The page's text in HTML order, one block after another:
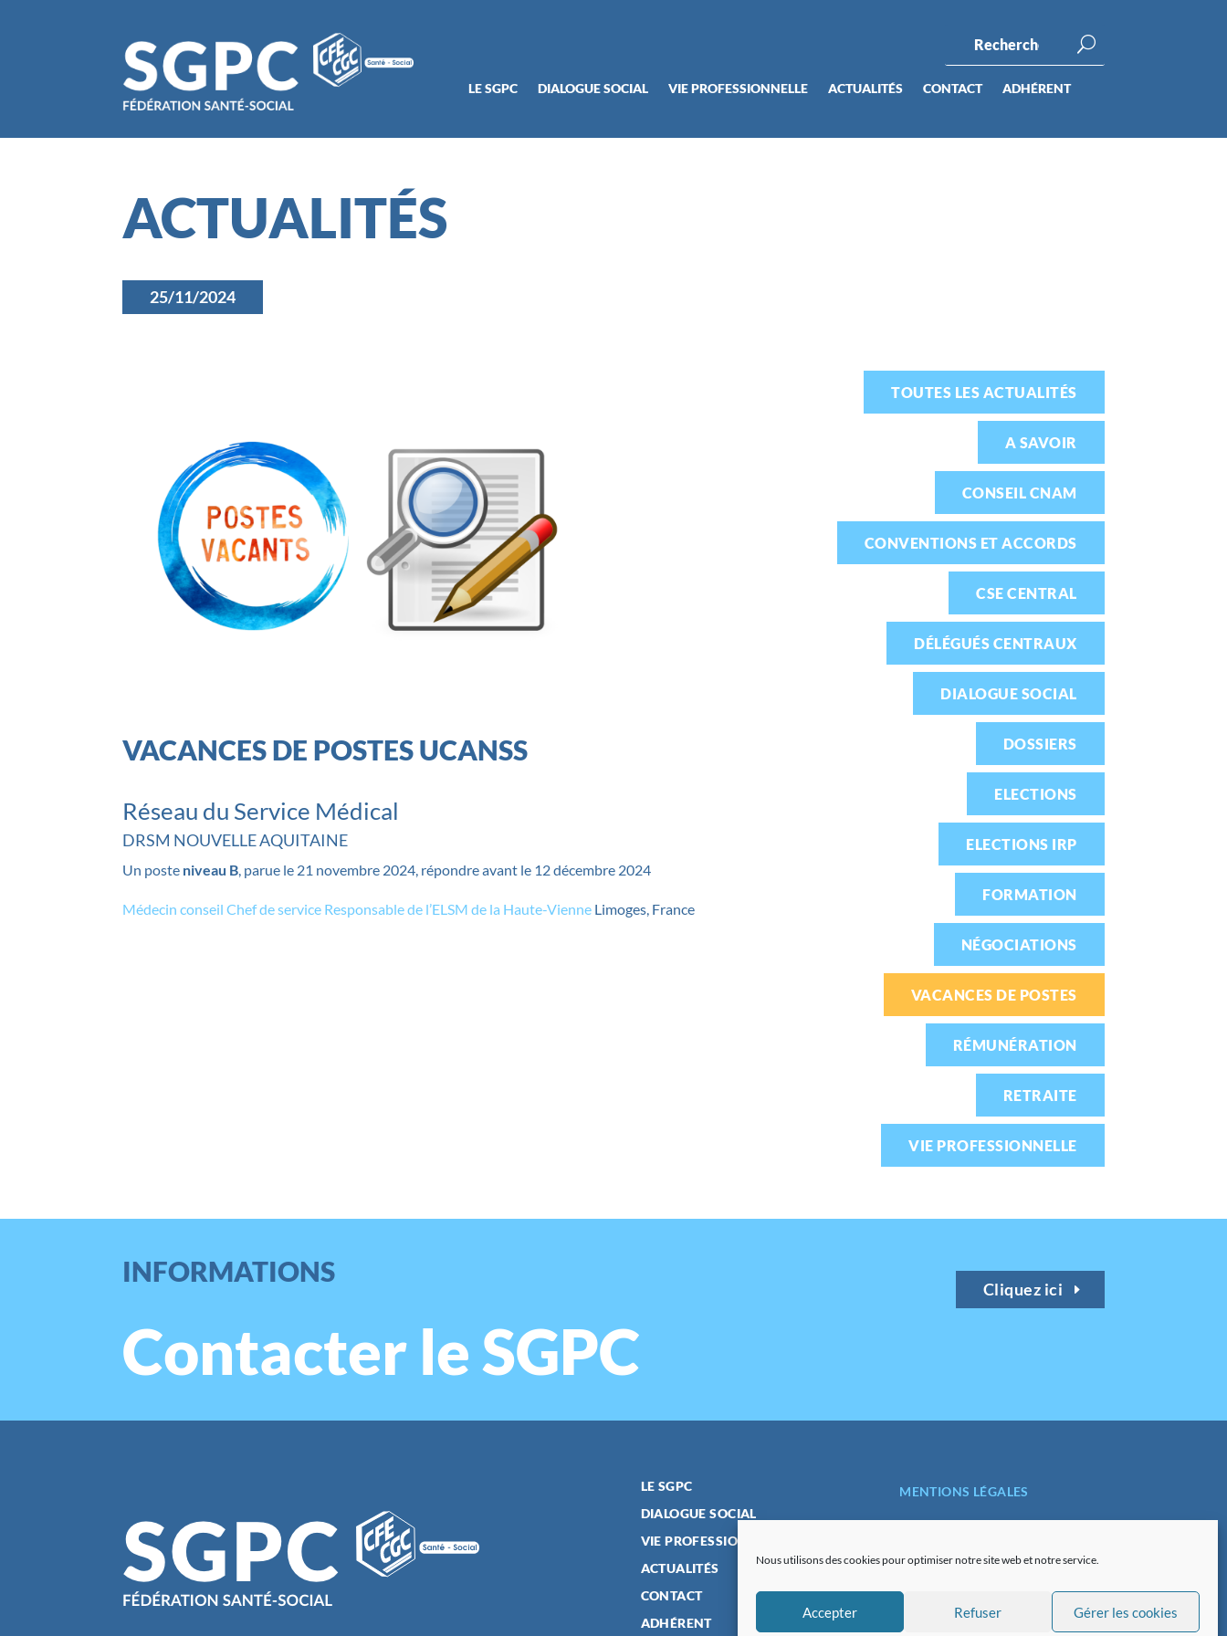
Nous utilisons des cookies pour optimiser notre site web et notre service.
Accepter Refuser Gérer les cookies
LE SGPC DIALOGUE SOCIAL VIE PROFESSIONNELLE ACTUALITÉS CONTACT ADHÉRENT
ACTUALITÉS
25/11/2024
VACANCES DE POSTES UCANSS
Réseau du Service Médical
DRSM NOUVELLE AQUITAINE
Un poste niveau B, parue le 21 novembre 2024, répondre avant le 12 décembre 2024
Médecin conseil Chef de service Responsable de l’ELSM de la Haute-Vienne Limoges, France
TOUTES LES ACTUALITÉS
A SAVOIR
CONSEIL CNAM
CONVENTIONS ET ACCORDS
CSE CENTRAL
DÉLÉGUÉS CENTRAUX
DIALOGUE SOCIAL
DOSSIERS
ELECTIONS
ELECTIONS IRP
FORMATION
NÉGOCIATIONS
VACANCES DE POSTES
RÉMUNÉRATION
RETRAITE
VIE PROFESSIONNELLE
INFORMATIONS
Contacter le SGPC
Cliquez ici
LE SGPC
DIALOGUE SOCIAL
VIE PROFESSIONNELLE
ACTUALITÉS
CONTACT
ADHÉRENT
MENTIONS LÉGALES
POLITIQUE DE COOKIES (UE)